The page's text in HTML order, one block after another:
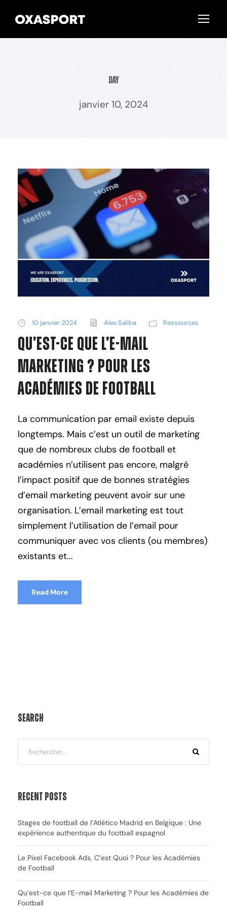
Day
janvier 10, 2024
10 janvier 2024 Alex Saliba Ressources
Qu’est-ce que l’E-mail
Marketing ? Pour les
Académies de Football
La communication par email existe depuis
longtemps. Mais c’est un outil de marketing
que de nombreux clubs de football et
académies n’utilisent pas encore, malgré
l’impact positif que de bonnes stratégies
d’email marketing peuvent avoir sur une
organisation. L’email marketing est tout
simplement l’utilisation de l’email pour
communiquer avec vos clients (ou membres)
existants et...
Read More
Search
Recent Posts
Stages de football de l’Atlético Madrid en Belgique : Une
expérience authentique du football espagnol
Le Pixel Facebook Ads, C’est Quoi ? Pour les Académies
de Football
Qu’est-ce que l’E-mail Marketing ? Pour les Académies de
Football